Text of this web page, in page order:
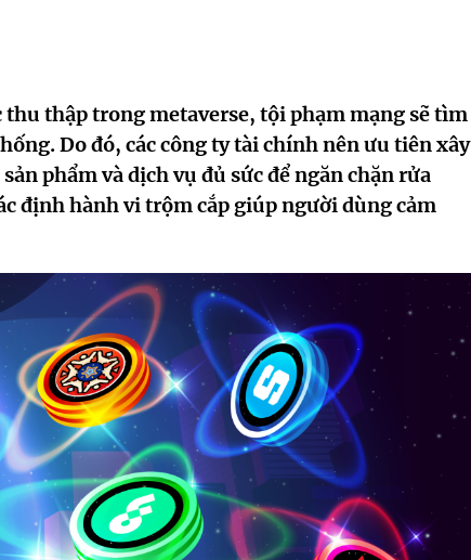
thập trong metaverse, tội phạm mạng sẽ tìm
Do đó, các công ty tài chính nên ưu tiên xây
phẩm và dịch vụ đủ sức để ngăn chặn rửa
định hành vi trộm cắp giúp người dùng cảm